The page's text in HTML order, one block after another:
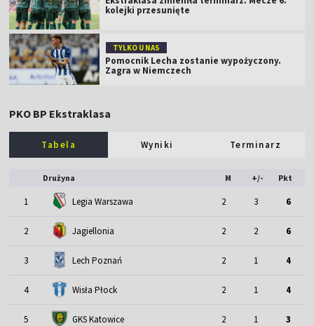
kolejki przesunięte
TYLKO U NAS
Pomocnik Lecha zostanie wypożyczony.
Zagra w Niemczech
PKO BP Ekstraklasa
Tabela Wyniki Terminarz
Drużyna M +/- Pkt
1 Legia Warszawa 2 3 6
2 Jagiellonia 2 2 6
3 Lech Poznań 2 1 4
4 Wisła Płock 2 1 4
5 GKS Katowice 2 1 3